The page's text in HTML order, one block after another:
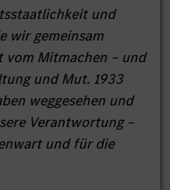
und
wir gemeinsam
vom Mitmachen – und
und Mut. 1933
weggesehen und
Verantwortung –
und für die